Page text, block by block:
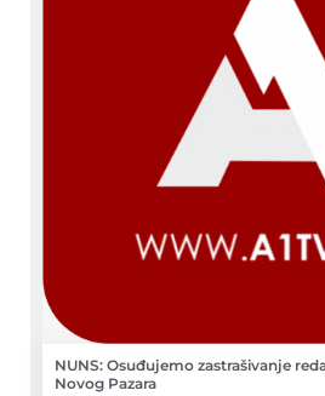
NUNS: Osuđujemo zastrašivanje
Novog Pazara